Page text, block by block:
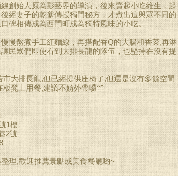
始人原為影藝界的導演，後來賣起小吃維生，起
經妻子的乾爹傳授獨門秘方，才煮出這與眾不同的
碑相傳成為西門町成為獨特風味的小吃。
熬煮手工紅麵線，再搭配香Q的大腸和香菜,再淋
民眾們即使看到大排長龍的隊伍，也堅持在沒有提
大排長龍,但已經提供座椅了,但還是沒有多餘空間
凳上用餐,建議不妨外帶囉^^
1樓
2號
理,歡迎推薦景點或美食餐廳喲~